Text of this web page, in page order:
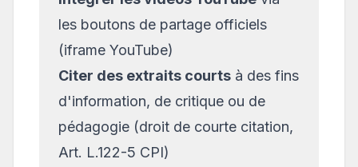
les boutons de partage officiels
(iframe YouTube)
Citer des extraits courts à des fins
d'information, de critique ou de
pédagogie (droit de courte citation,
Art. L.122-5 CPI)